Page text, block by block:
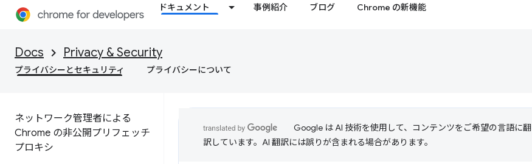
ドキュメント 事例紹介 ブログ Chrome の新機能
Docs Privacy & Security
プライバシーとセキュリティ プライバシーについて
ネットワーク管理者による
Chrome の非公開プリフェッチ
プロキシ
Google は AI 技術を使用して、コンテンツをご希望の言語に翻
訳しています。AI 翻訳には誤りが含まれる場合があります。